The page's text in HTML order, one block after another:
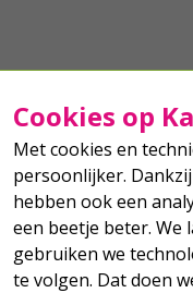
Cookies op
Met cookies en
persoonlijker.
hebben ook een
een beetje beter. We
gebruiken we
te volgen. Dat doen